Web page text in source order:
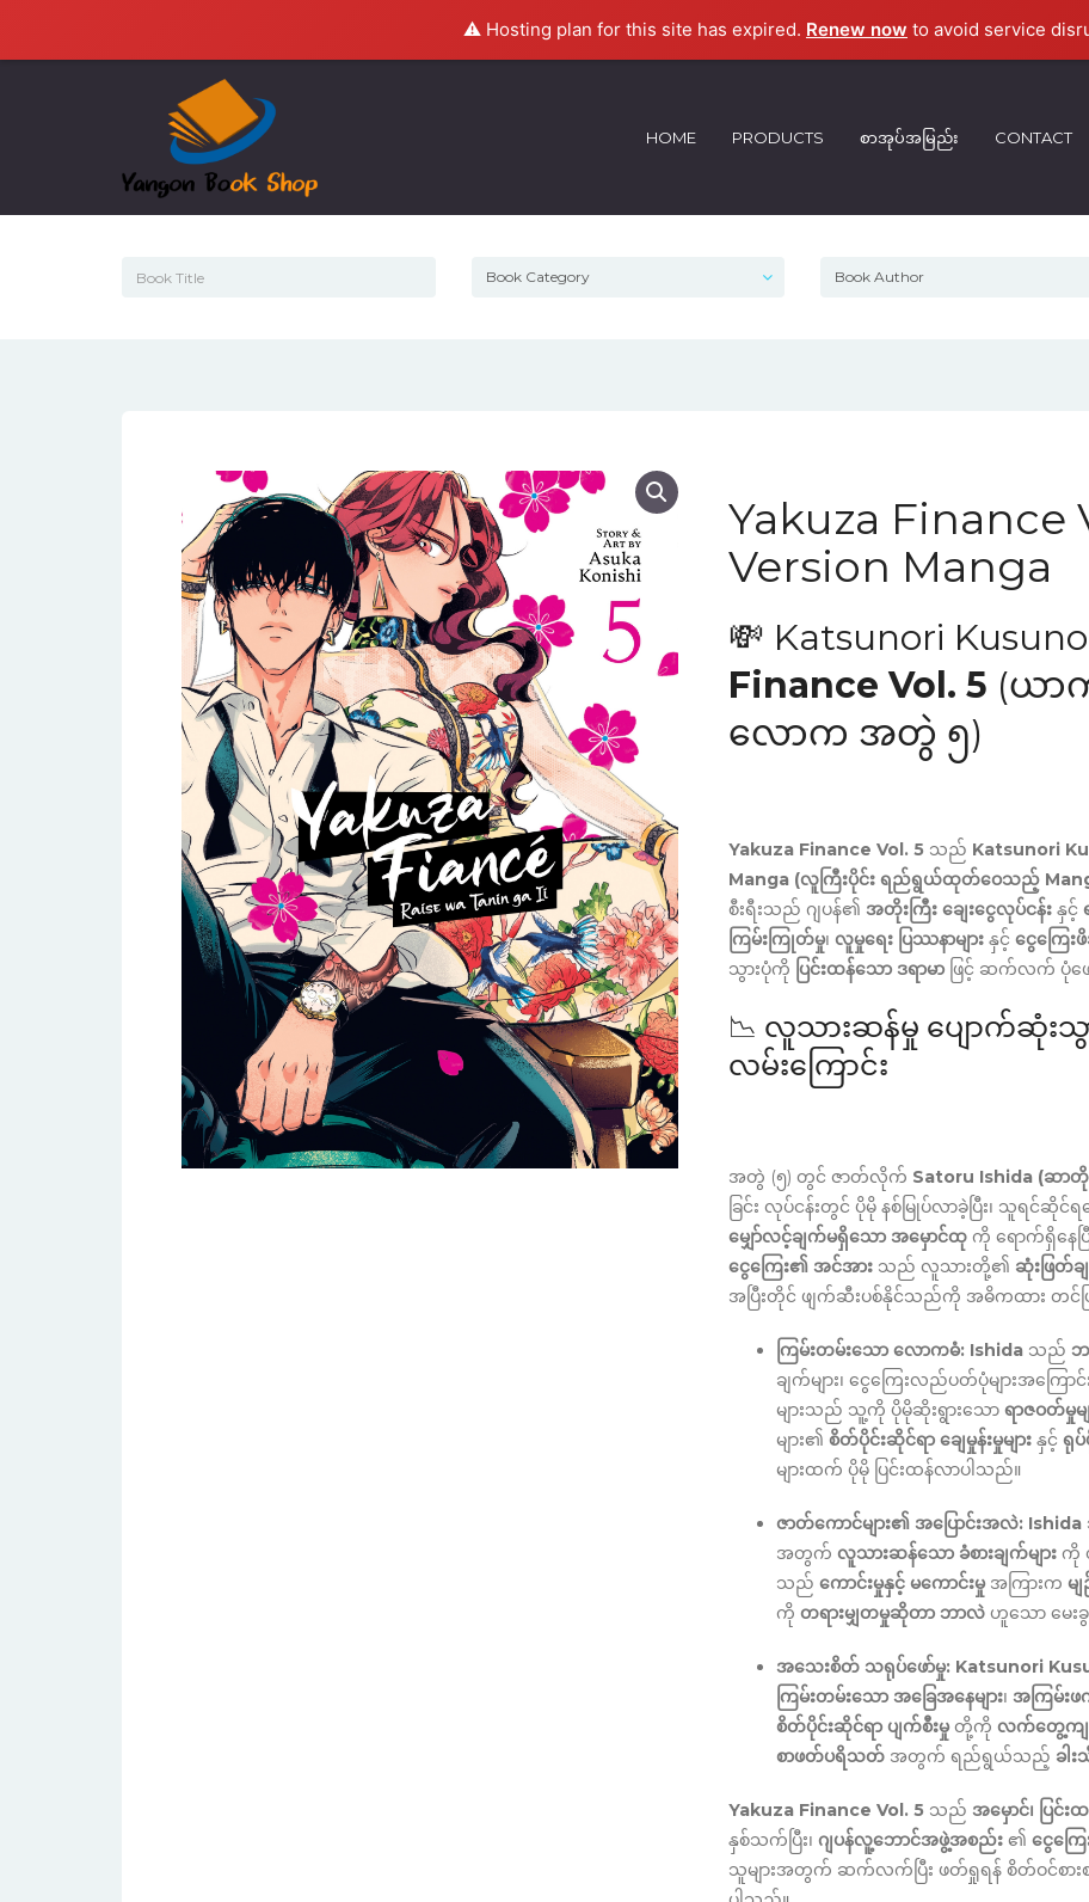
⚠️ Hosting plan for this site has expired. Renew now to avoid service
HOME PRODUCTS စာအုပ်အမြည်း CONTACT
Yakuza Finance
Version Manga
💸 Katsunori
Finance Vol. 5 (ယာ
လောက အတွဲ ၅)
Yakuza Finance Vol. 5သည် Katsunori
Manga (လူကြီးပိုင်း ရည်ရွယ်ထုတ်ဝေသည့်
စီးရီးသည် ဂျပန်၏ အတိုးကြီး ချေးငွေလုပ်ငန်းနှင့်
ကြမ်းကြုတ်မှု၊ လူမှုရေး ပြဿနာများနှင့် ငွေကြေးဖိ
သွားပုံကို ပြင်းထန်သော ဒရာမာဖြင့် ဆက်လက် ပုံဖေ
📉 လူသားဆန်မှု ပျောက်ဆုံးသွ
လမ်းကြောင်း
အတွဲ (၅) တွင် ဇာတ်လိုက် Satoru Ishida (ဆာ
ခြင်း လုပ်ငန်းတွင် ပိုမို နစ်မြုပ်လာခဲ့ပြီး၊ သူရင်ဆိုင်
မျှော်လင့်ချက်မရှိသော အမှောင်ထုကို ရောက်ရှိနေပ
ငွေကြေး၏ အင်အားသည် လူသားတို့၏ ဆုံးဖြတ်ခ
အပြီးတိုင် ဖျက်ဆီးပစ်နိုင်သည်ကို အဓိကထား တင်ပ
ကြမ်းတမ်းသော လောကဓံ: Ishidaသည် ဘ
ချက်များ၊ ငွေကြေးလည်ပတ်ပုံများအက
များသည် သူ့ကို ပိုမိုဆိုးရွားသော ရာဇဝတ်မှုမျ
များ၏ စိတ်ပိုင်းဆိုင်ရာ ချေမှုန်းမှုများနှင့် ရုပ်
များထက် ပိုမို ပြင်းထန်လာပါသည်။
ဇာတ်ကောင်များ၏ အပြောင်းအလဲ: Ishida
အတွက် လူသားဆန်သော ခံစားချက်များကို
သည် ကောင်းမှုနှင့် မကောင်းမှုအကြားက မျ
ကို တရားမျှတမှုဆိုတာ ဘာလဲဟူသော မေး
အသေးစိတ် သရုပ်ဖော်မှု: Katsunori
ကြမ်းတမ်းသော အခြေအနေများ၊ အကြမ်း
စိတ်ပိုင်းဆိုင်ရာ ပျက်စီးမှုတို့ကို လက်တွေ့ကျ
စာဖတ်ပရိသတ်အတွက် ရည်ရွယ်သည့် ခါ
Yakuza Finance Vol. 5သည် အမှောင်၊ ပြင်း
နှစ်သက်ပြီး၊ ဂျပန်လူ့ဘောင်အဖွဲ့အစည်း၏ ငွေကြေ
သူများအတွက် ဆက်လက်ပြီး ဖတ်ရှုရန် စိတ်ဝင်စား